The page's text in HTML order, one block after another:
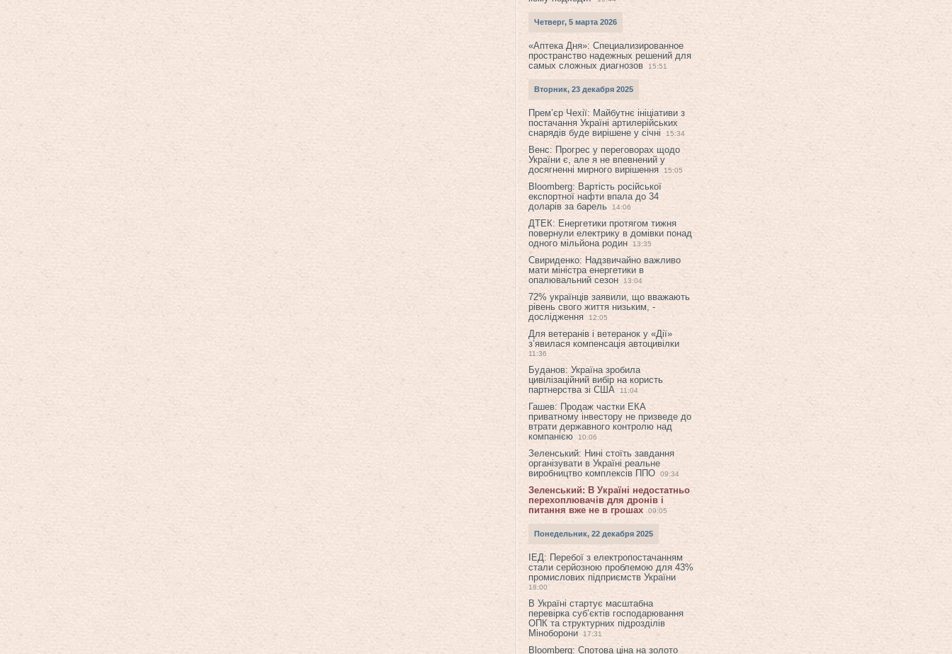
Четверг, 5 марта 2026
«Аптека Дня»: Специализированное
пространство надежных решений для
самых сложных диагнозов
15:51
Вторник, 23 декабря 2025
Прем’єр Чехії: Майбутнє ініціативи з
постачання Україні артилерійських
снарядів буде вирішене у січні
15:34
Венс: Прогрес у переговорах щодо
України є, але я не впевнений у
досягненні мирного вирішення
15:05
Bloomberg: Вартість російської
експортної нафти впала до 34
доларів за барель
14:06
ДТЕК: Енергетики протягом тижня
повернули електрику в домівки понад
одного мільйона родин
13:35
Свириденко: Надзвичайно важливо
мати міністра енергетики в
опалювальний сезон
13:04
72% українців заявили, що вважають
рівень свого життя низьким, -
дослідження
12:05
Для ветеранів і ветеранок у «Дії»
з’явилася компенсація автоцивілки
11:36
Буданов: Україна зробила
цивілізаційний вибір на користь
партнерства зі США
11:04
Гашев: Продаж частки ЕКА
приватному інвестору не призведе до
втрати державного контролю над
компанією
10:06
Зеленський: Нині стоїть завдання
організувати в Україні реальне
виробництво комплексів ППО
09:34
Зеленський: В Україні недостатньо
перехоплювачів для дронів і
питання вже не в грошах
09:05
Понедельник, 22 декабря 2025
ІЕД: Перебої з електропостачанням
стали серйозною проблемою для 43%
промислових підприємств України
18:00
В Україні стартує масштабна
перевірка суб’єктів господарювання
ОПК та структурних підрозділів
Міноборони
17:31
Bloomberg: Спотова ціна на золото